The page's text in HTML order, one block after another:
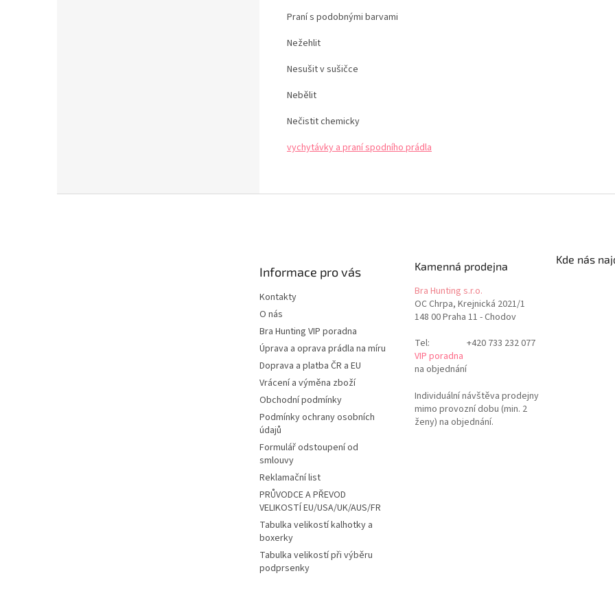
Praní s podobnými barvami
Nežehlit
Nesušit v sušičce
Nebělit
Nečistit chemicky
vychytávky a praní spodního prádla
Informace pro vás
Kontakty
O nás
Bra Hunting VIP poradna
Úprava a oprava prádla na míru
Doprava a platba ČR a EU
Vrácení a výměna zboží
Obchodní podmínky
Podmínky ochrany osobních
údajů
Formulář odstoupení od
smlouvy
Reklamační list
PRŮVODCE A PŘEVOD
VELIKOSTÍ EU/USA/UK/AUS/FR
Tabulka velikostí kalhotky a
boxerky
Tabulka velikostí při výběru
podprsenky
Kamenná prodejna
Bra Hunting s.r.o.
OC Chrpa, Krejnická 2021/1
148 00 Praha 11 - Chodov
Tel:
+420 733 232 077
VIP poradna
na objednání
Individuální návštěva prodejny
mimo provozní dobu (min. 2
ženy) na objednání.
Kde nás